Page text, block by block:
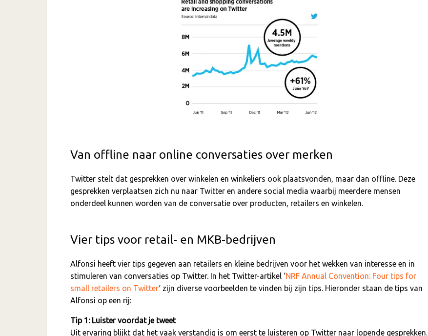
Van offline naar online conversaties over merken
Twitter stelt dat gesprekken over winkelen en winkeliers ook plaatsvonden, maar dan offline. Deze
gesprekken verplaatsen zich nu naar Twitter en andere social media waarbij meerdere mensen
onderdeel kunnen worden van de conversatie over producten, retailers en winkelen.
Vier tips voor retail- en MKB-bedrijven
Alfonsi heeft vier tips gegeven aan retailers en kleine bedrijven voor het wekken van interesse en in
stimuleren van conversaties op Twitter. In het Twitter-artikel ‘NRF Annual Convention: Four tips for
small retailers on Twitter‘ zijn diverse voorbeelden te vinden bij zijn tips. Hieronder staan de tips van
Alfonsi op een rij:
Tip 1: Luister voordat je tweet
Uit ervaring blijkt dat het vaak verstandig is om eerst te luisteren op Twitter naar lopende gesprekken.